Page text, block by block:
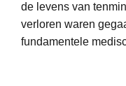
de levens van
verloren waren
fundamentele